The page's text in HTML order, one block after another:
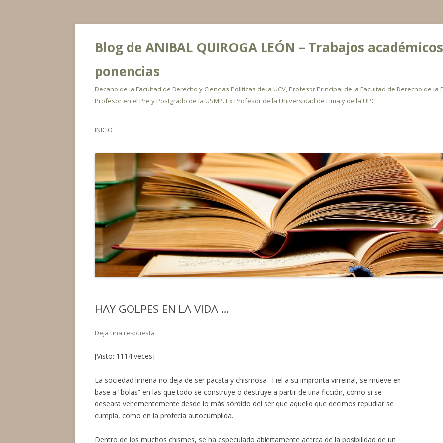
Blog de ANIBAL QUIROGA LEÓN – Trabajos
ponencias
Decano de la Facultad de Derecho y Ciencias Políticas de la UCV, Profesor Principal de la Facultad de Derecho de
Profesor en el Pre y Postgrado de la USMP. Ex Profesor de la Universidad de Lima y de la UPC
INICIO
HAY GOLPES EN LA VIDA …
Deja una respuesta
[Visto: 1114 veces]
La sociedad limeña no deja de ser pacata y chismosa. Fiel a su impronta virreinal, se mueve en
base a “bolas” en las que todo se construye o destruye a partir de una ficción, como si se
deseara vehementemente desde lo más sórdido del ser que aquello que decimos repudiar se
cumpla, como en la profecía autocumplida.
Dentro de los muchos chismes, se ha especulado abiertamente acerca de la posibilidad de un